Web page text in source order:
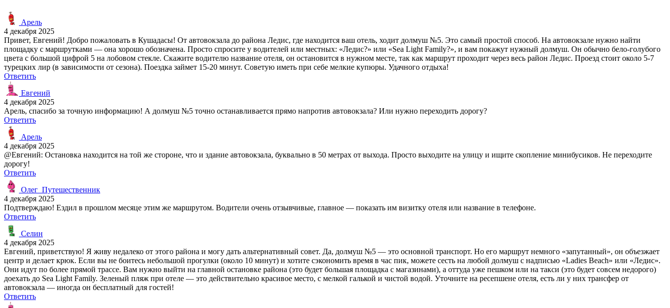
Арель
4 декабря 2025
Привет, Евгений! Добро пожаловать в Кушадасы! От автовокзала до района Ледис, где находится ваш отель, ходит долмуш №5. Это самый простой способ. На автовокзале нужно найти
площадку с маршрутками — она хорошо обозначена. Просто спросите у водителей или местных: «Ледис?» или «Sea Light Family?», и вам покажут нужный долмуш. Он обычно бело-голубого
цвета с большой цифрой 5 на лобовом стекле. Скажите водителю название отеля, он остановится в нужном месте, так как маршрут проходит через весь район Ледис. Проезд стоит около 5-7
турецких лир (в зависимости от сезона). Поездка займет 15-20 минут. Советую иметь при себе мелкие купюры. Удачного отдыха!
Ответить
Евгений
4 декабря 2025
Арель, спасибо за точную информацию! А долмуш №5 точно останавливается прямо напротив автовокзала? Или нужно переходить дорогу?
Ответить
Арель
4 декабря 2025
@Евгений: Остановка находится на той же стороне, что и здание автовокзала, буквально в 50 метрах от выхода. Просто выходите на улицу и ищите скопление минибусиков. Не переходите
дорогу!
Ответить
Олег_Путешественник
4 декабря 2025
Подтверждаю! Ездил в прошлом месяце этим же маршрутом. Водители очень отзывчивые, главное — показать им визитку отеля или название в телефоне.
Ответить
Селин
4 декабря 2025
Евгений, приветствую! Я живу недалеко от этого района и могу дать альтернативный совет. Да, долмуш №5 — это основной транспорт. Но его маршрут немного «запутанный», он объезжает
центр и делает крюк. Если вы не боитесь небольшой прогулки (около 10 минут) и хотите сэкономить время в час пик, можете сесть на любой долмуш с надписью «Ladies Beach» или «Ледис».
Они идут по более прямой трассе. Вам нужно выйти на главной остановке района (это будет большая площадка с магазинами), а оттуда уже пешком или на такси (это будет совсем недорого)
доехать до Sea Light Family. Зеленый пляж при отеле — это действительно красивое место, с мелкой галькой и чистой водой. Уточните на ресепшене отеля, есть ли у них трансфер от
автовокзала — иногда он бесплатный для гостей!
Ответить